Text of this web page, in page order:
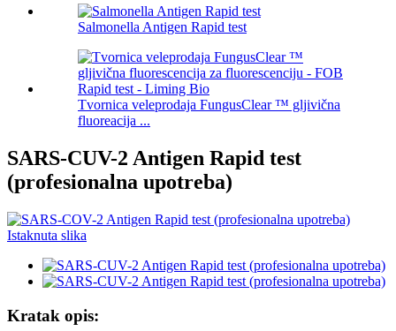
Salmonella Antigen Rapid test
Tvornica veleprodaja FungusClear ™ gljivična
fluoreacija ...
SARS-CUV-2 Antigen Rapid test
(profesionalna upotreba)
Kratak opis: